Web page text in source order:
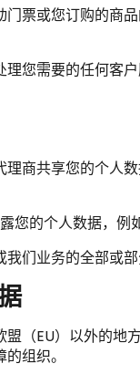
票或您订购的商
您需要的任何客
商共享您的个人
的个人数据，例
们业务的全部或
（EU）以外的
组织。